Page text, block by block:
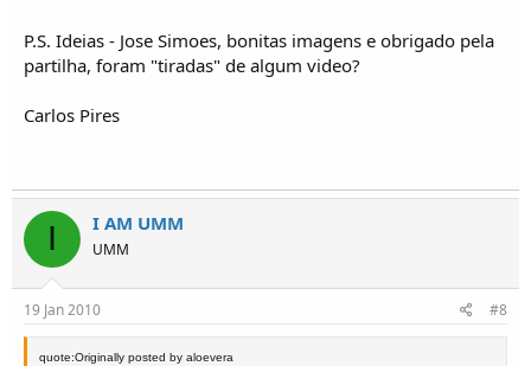
P.S. Ideias - Jose Simoes, bonitas imagens e obrigado pela
partilha, foram "tiradas" de algum video?
Carlos Pires
I I AM UMM
UMM
19 Jan 2010 #8
quote:Originally posted by aloevera